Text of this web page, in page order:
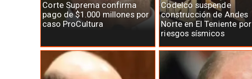
Corte Suprema confirma
pago de $1.000 millones por
caso ProCultura
Codelco suspende
construcción de Andes
Norte en El Teniente por
riesgos sísmicos